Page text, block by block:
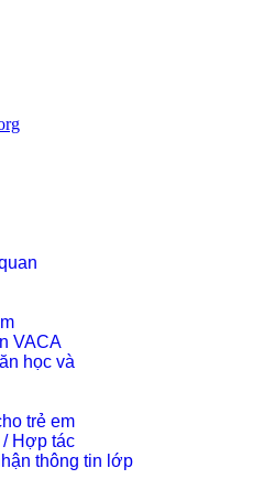
VACA
học và
trẻ em
Hợp tác
thông tin lớp